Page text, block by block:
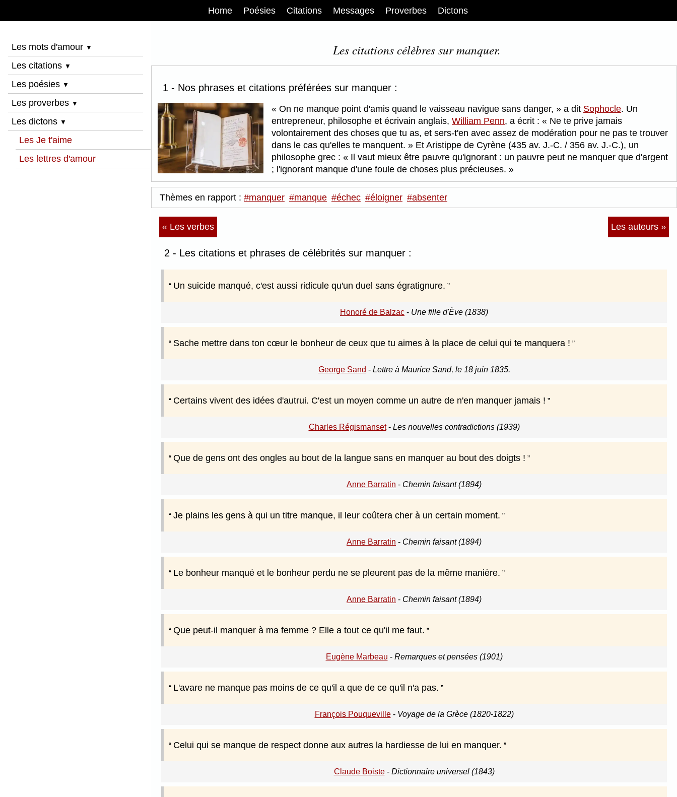
Home Poésies Citations Messages Proverbes Dictons
Les mots d'amour ▼
Les citations ▼
Les poésies ▼
Les proverbes ▼
Les dictons ▼
Les Je t'aime
Les lettres d'amour
Les citations célèbres sur manquer.
1 - Nos phrases et citations préférées sur manquer :
On ne manque point d'amis quand le vaisseau navigue sans danger, a dit Sophocle. Un
entrepreneur, philosophe et écrivain anglais, William Penn, a écrit :
Ne te prive jamais
volontairement des choses que tu as, et sers-t'en avec assez de modération pour ne pas te trouver
dans le cas qu'elles te manquent.
Et Aristippe de Cyrène (435 av. J.-C. / 356 av. J.-C.), un
philosophe grec :
Il vaut mieux être pauvre qu'ignorant : un pauvre peut ne manquer que d'argent
; l'ignorant manque d'une foule de choses plus précieuses.
Thèmes en rapport : #manquer #manque #échec #éloigner #absenter
« Les verbes Les auteurs »
2 - Les citations et phrases de célébrités sur manquer :
Un suicide manqué, c'est aussi ridicule qu'un duel sans égratignure.
Honoré de Balzac - Une fille d'Ève (1838)
Sache mettre dans ton cœur le bonheur de ceux que tu aimes à la place de celui qui te manquera !
George Sand - Lettre à Maurice Sand, le 18 juin 1835.
Certains vivent des idées d'autrui. C'est un moyen comme un autre de n'en manquer jamais !
Charles Régismanset- Les nouvelles contradictions (1939)
Que de gens ont des ongles au bout de la langue sans en manquer au bout des doigts !
Anne Barratin - Chemin faisant (1894)
Je plains les gens à qui un titre manque, il leur coûtera cher à un certain moment.
Anne Barratin - Chemin faisant (1894)
Le bonheur manqué et le bonheur perdu ne se pleurent pas de la même manière.
Anne Barratin - Chemin faisant (1894)
Que peut-il manquer à ma femme ? Elle a tout ce qu'il me faut.
Eugène Marbeau - Remarques et pensées (1901)
L'avare ne manque pas moins de ce qu'il a que de ce qu'il n'a pas.
François Pouqueville- Voyage de la Grèce (1820-1822)
Celui qui se manque de respect donne aux autres la hardiesse de lui en manquer.
Claude Boiste- Dictionnaire universel (1843)